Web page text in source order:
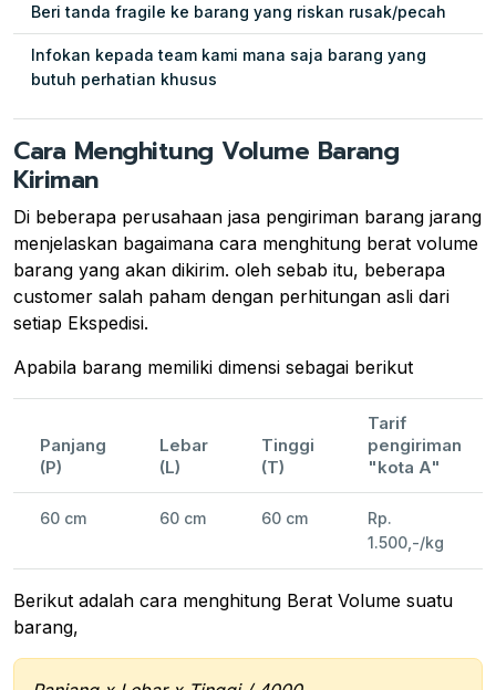
Beri tanda fragile ke barang yang riskan rusak/pecah
Infokan kepada team kami mana saja barang yang
butuh perhatian khusus
Cara Menghitung Volume Barang
Kiriman
Di beberapa perusahaan jasa pengiriman barang jarang
menjelaskan bagaimana cara menghitung berat volume
barang yang akan dikirim. oleh sebab itu, beberapa
customer salah paham dengan perhitungan asli dari
setiap Ekspedisi.
Apabila barang memiliki dimensi sebagai berikut
Panjang
(P)
Lebar
(L)
Tinggi
(T)
Tarif
pengiriman
"kota A"
60 cm 60 cm 60 cm
Rp.
1.500,-/kg
Berikut adalah cara menghitung Berat Volume suatu
barang,